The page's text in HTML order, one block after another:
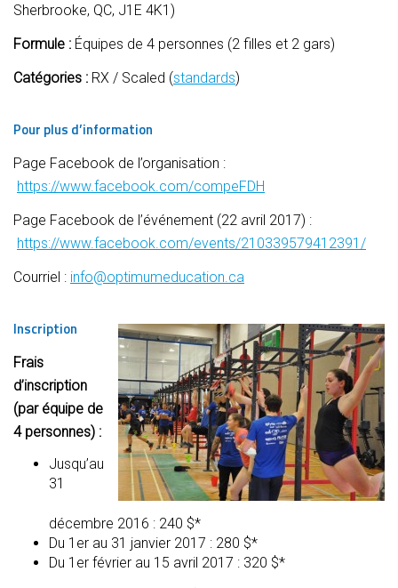
Sherbrooke, QC, J1E 4K1)
Formule : Équipes de 4 personnes (2 filles et 2 gars)
Catégories : RX / Scaled (standards)
Pour plus d’information
Page Facebook de l’organisation :
https://www.facebook.com/compeFDH
Page Facebook de l’événement (22 avril 2017) :
https://www.facebook.com/events/210339579412391/
Courriel : info@optimumeducation.ca
Inscription
Frais
d’inscription
(par équipe de
4 personnes) :
Jusqu’au
31
décembre 2016 : 240 $*
Du 1er au 31 janvier 2017 : 280 $*
Du 1er février au 15 avril 2017 : 320 $*